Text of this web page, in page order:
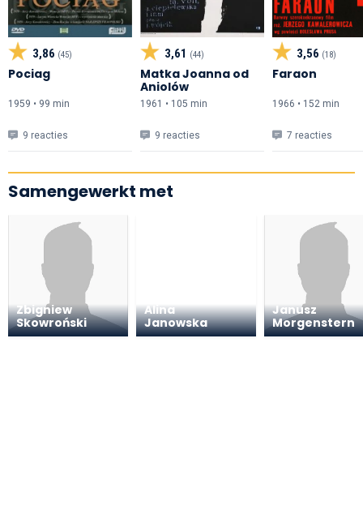
3,86 (45)
Pociag
1959 • 99 min
9 reacties
3,61 (44)
Matka Joanna od
Aniolów
1961 • 105 min
9 reacties
3,56 (18)
Faraon
1966 • 152 min
7 reacties
Samengewerkt met
Zbigniew
Skowroński
Alina
Janowska
Janusz
Morgenstern